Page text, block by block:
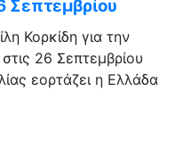
Σεπτεμβρίου
Κορκίδη για την
26 Σεπτεμβρίου
εορτάζει η Ελλάδα